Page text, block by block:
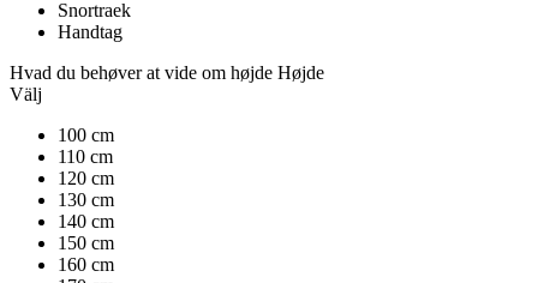
Snortraek
Handtag
Hvad du behøver at vide om højde Højde
Välj
100 cm
110 cm
120 cm
130 cm
140 cm
150 cm
160 cm